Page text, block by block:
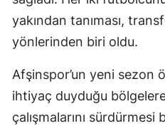
yakından tanıması,
yönlerinden biri oldu.
Afşinspor’un yeni sezon
ihtiyaç duyduğu
çalışmalarını